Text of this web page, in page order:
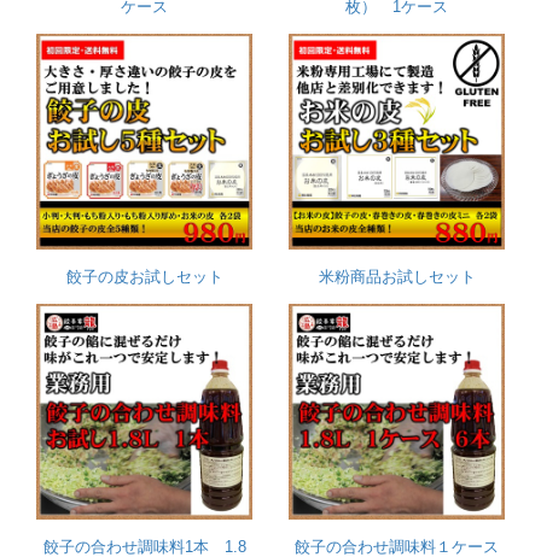
ケース 枚） 1ケース
餃子の皮お試しセット 米粉商品お試しセット
餃子の合わせ調味料1本 1.8
餃子の合わせ調味料１ケース